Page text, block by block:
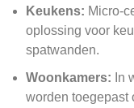
Keukens: Micro-
oplossing voor
spatwanden.
Woonkamers: In
worden toegepast